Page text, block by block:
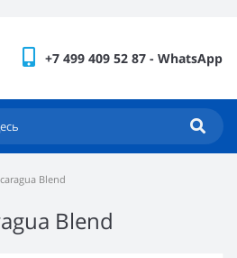
+7 499 409 52 87 - WhatsApp
Blend
Blend